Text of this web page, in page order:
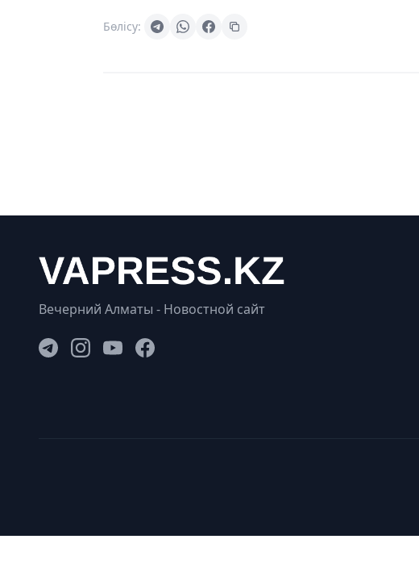
Бөлісу:
Вечерний Алматы - Новостной сайт